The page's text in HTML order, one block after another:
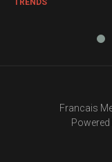
TRENDS
Francais
Powered